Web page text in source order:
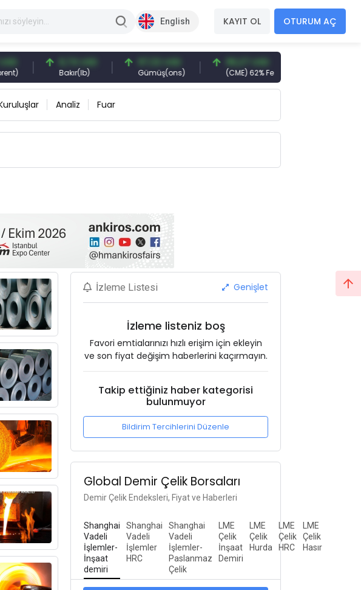
English KAYIT OL OTURUM AÇ
6,74 USD
Bakır(lb)
97,32 USD
Gümüş(ons)
96,27 USD
(CME) 62% Fe
Analiz Fuar
İzleme Listesi Genişlet
İzleme listeniz boş
Favori emtialarınızı hızlı erişim için ekleyin
ve son fiyat değişim haberlerini kaçırmayın.
Takip ettiğiniz haber kategorisi
bulunmuyor
Bildirim Tercihlerini Düzenle
Global Demir Çelik Borsaları
Demir Çelik Endeksleri, Fiyat ve Haberleri
Shanghai
Vadeli
İşlemler-
İnşaat
demiri
Shanghai
Vadeli
İşlemler
HRC
Shanghai
Vadeli
İşlemler-
Paslanmaz
Çelik
LME
Çelik
İnşaat
Demiri
LME
Çelik
Hurda
LME
Çelik
HRC
LME
Çelik
Hasır